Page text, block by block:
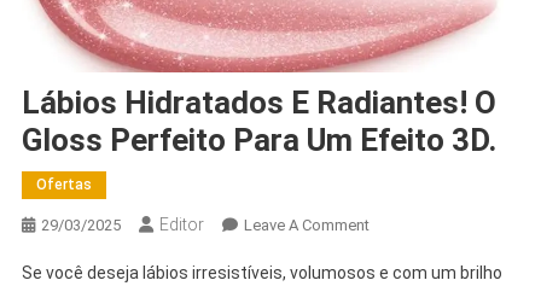
Lábios Hidratados E Radiantes! O
Gloss Perfeito Para Um Efeito 3D.
Ofertas
29/03/2025 Editor Leave A Comment
Se você deseja lábios irresistíveis, volumosos e com um brilho